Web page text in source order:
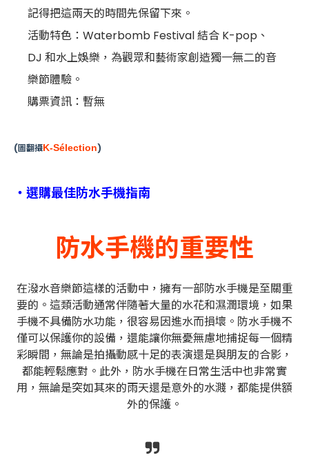
記得把這兩天的時間先保留下來。
活動特色：Waterbomb Festival 結合 K-pop、
DJ 和水上娛樂，為觀眾和藝術家創造獨一無二的音
樂節體驗。
購票資訊：暫無
(圖翻攝K-Sélection)
・ 選購最佳防水手機指南
防水手機的重要性
在潑水音樂節這樣的活動中，擁有一部防水手機是至關重
要的。這類活動通常伴隨著大量的水花和濕潤環境，如果
手機不具備防水功能，很容易因進水而損壞。防水手機不
僅可以保護你的設備，還能讓你無憂無慮地捕捉每一個精
彩瞬間，無論是拍攝動感十足的表演還是與朋友的合影，
都能輕鬆應對。此外，防水手機在日常生活中也非常實
用，無論是突如其來的雨天還是意外的水濺，都能提供額
外的保護。